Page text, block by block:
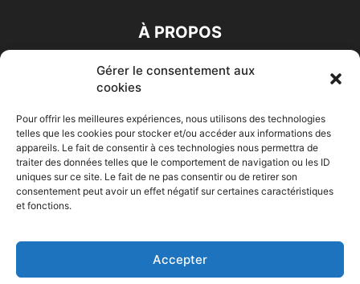
Gérer le consentement aux
cookies
Pour offrir les meilleures expériences, nous utilisons des technologies
telles que les cookies pour stocker et/ou accéder aux informations des
appareils. Le fait de consentir à ces technologies nous permettra de
traiter des données telles que le comportement de navigation ou les ID
uniques sur ce site. Le fait de ne pas consentir ou de retirer son
consentement peut avoir un effet négatif sur certaines caractéristiques
et fonctions.
Accepter
À PROPOS
SUIVEZ NOUS
Accueil Economie Entreprises Entrepreneur Afrique
HIGH-TECH Auto-Moto